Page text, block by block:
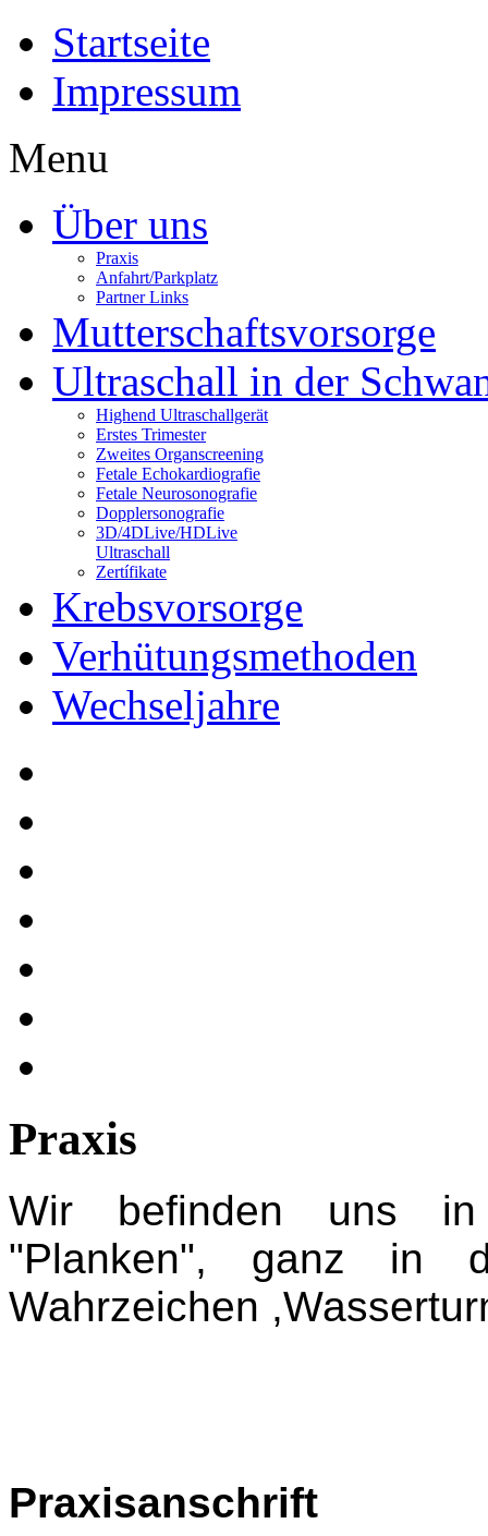
Startseite
Impressum
Menu
Über uns
Praxis
Anfahrt/Parkplatz
Partner Links
Mutterschaftsvorsorge
Ultraschall in der
Highend Ultraschallgerät
Erstes Trimester
Zweites Organscreening
Fetale Echokardiografie
Fetale Neurosonografie
Dopplersonografie
3D/4DLive/HDLive
Ultraschall
Zertífikate
Krebsvorsorge
Verhütungsmethoden
Wechseljahre
Praxis
Wir befinden uns in
"Planken", ganz in
Wahrzeichen
Praxisanschrift